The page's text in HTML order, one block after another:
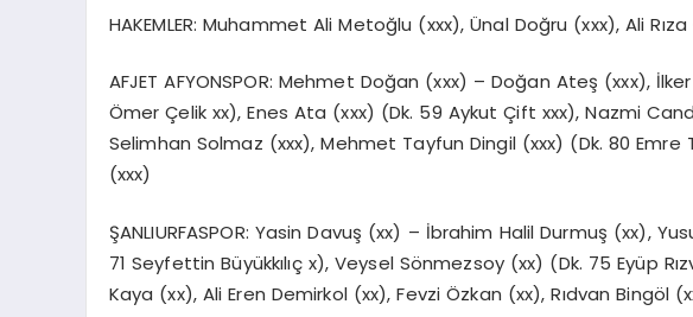
HAKEMLER: Muhammet Ali Metoğlu (xxx), Ünal Doğru (xxx), Ali
AFJET AFYONSPOR: Mehmet Doğan (xxx) – Doğan Ateş (xxx),
Ömer Çelik xx), Enes Ata (xxx) (Dk. 59 Aykut Çift xxx), Nazmi
Selimhan Solmaz (xxx), Mehmet Tayfun Dingil (xxx) (Dk. 80
(xxx)
ŞANLIURFASPOR: Yasin Davuş (xx) – İbrahim Halil Durmuş (xx),
71 Seyfettin Büyükkılıç x), Veysel Sönmezsoy (xx) (Dk. 75 Eyüp
Kaya (xx), Ali Eren Demirkol (xx), Fevzi Özkan (xx), Rıdvan Bingöl